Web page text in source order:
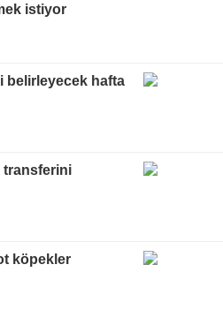
istiyor
belirleyecek hafta
transferini
köpekler